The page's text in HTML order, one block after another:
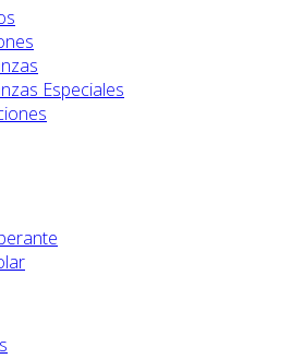
Especiales